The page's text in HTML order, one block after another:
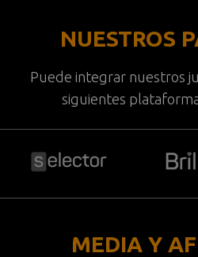
NUESTROS
Puede integrar nuestros
siguientes
MEDIA Y